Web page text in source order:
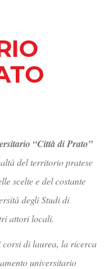
“Città di Prato”
del territorio pratese
scelte e del costante
degli Studi di
attori locali.
corsi di laurea, la ricerca
universitario